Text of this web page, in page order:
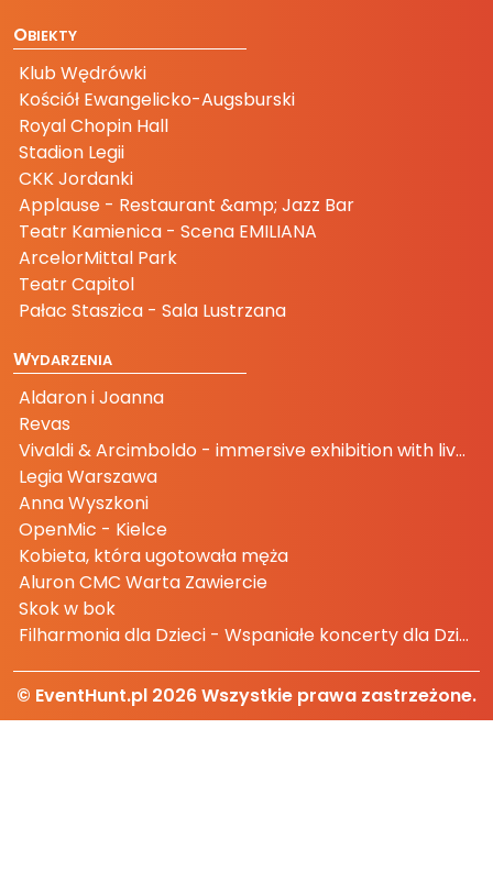
OBIEKTY
Klub Wędrówki
Kościół Ewangelicko-Augsburski
Royal Chopin Hall
Stadion Legii
CKK Jordanki
Applause - Restaurant &amp; Jazz Bar
Teatr Kamienica - Scena EMILIANA
ArcelorMittal Park
Teatr Capitol
Pałac Staszica - Sala Lustrzana
WYDARZENIA
Aldaron i Joanna
Revas
Vivaldi & Arcimboldo - immersive exhibition with live music
Legia Warszawa
Anna Wyszkoni
OpenMic - Kielce
Kobieta, która ugotowała męża
Aluron CMC Warta Zawiercie
Skok w bok
Filharmonia dla Dzieci - Wspaniałe koncerty dla Dzieci i Rodziców
© EventHunt.pl 2026Wszystkie prawa zastrzeżone.